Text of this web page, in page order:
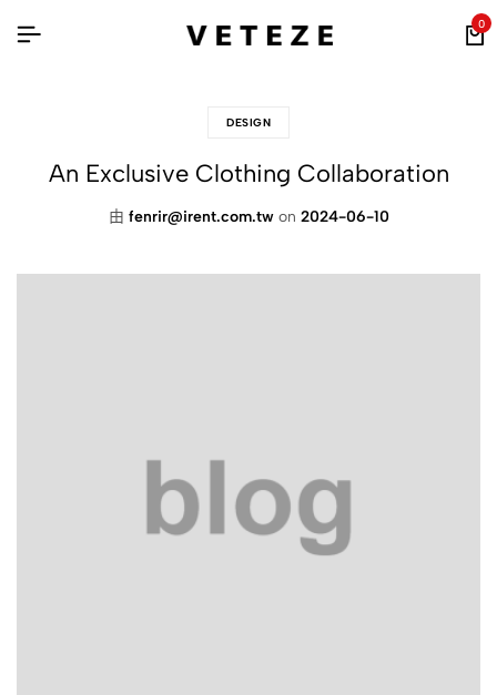
0
DESIGN
An Exclusive Clothing Collaboration
由 fenrir@irent.com.tw on 2024-06-10